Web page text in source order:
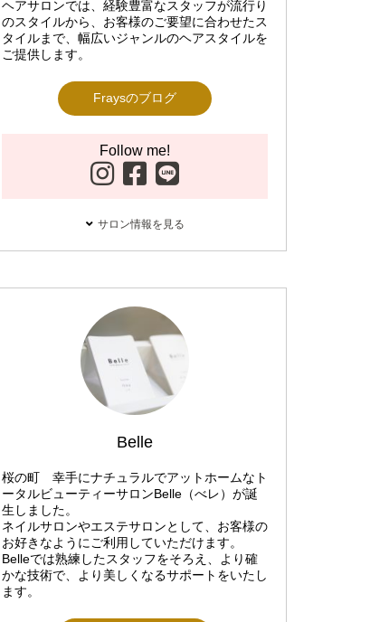
ヘアサロンでは、経験豊富なスタッフが流行り
のスタイルから、お客様のご要望に合わせたス
タイルまで、幅広いジャンルのヘアスタイルを
ご提供します。
Fraysのブログ
Follow me!
サロン情報を見る
Belle
桜の町 幸手にナチュラルでアットホームなト
ータルビューティーサロンBelle（べレ）が誕
生しました。
ネイルサロンやエステサロンとして、お客様の
お好きなようにご利用していただけます。
Belleでは熟練したスタッフをそろえ、より確
かな技術で、より美しくなるサポートをいたし
ます。